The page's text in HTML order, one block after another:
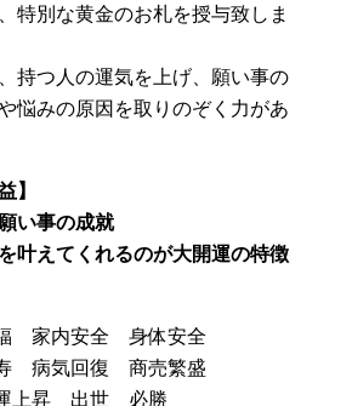
特別な黄金のお札を授与致しま
持つ人の運気を上げ、願い事の
悩みの原因を取りのぞく力があ
】
い事の成就
叶えてくれるのが大開運の特徴
家内安全 身体安全
病気回復 商売繁盛
上昇 出世 必勝